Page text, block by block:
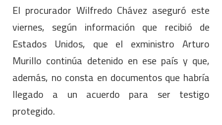
El procurador Wilfredo Chávez aseguró este
viernes, según información que recibió de
Estados Unidos, que el exministro Arturo
Murillo continúa detenido en ese país y que,
además, no consta en documentos que habría
llegado a un acuerdo para ser testigo
protegido.